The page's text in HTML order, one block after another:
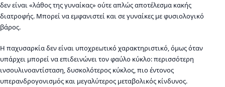
δεν είναι «λάθος της γυναίκας» ούτε απλώς αποτέλεσμα κακής
διατροφής. Μπορεί να εμφανιστεί και σε γυναίκες με φυσιολογικό
βάρος.
Η παχυσαρκία δεν είναι υποχρεωτικό χαρακτηριστικό, όμως όταν
υπάρχει μπορεί να επιδεινώνει τον φαύλο κύκλο: περισσότερη
ινσουλινοαντίσταση, δυσκολότερος κύκλος, πιο έντονος
υπερανδρογονισμός και μεγαλύτερος μεταβολικός κίνδυνος.